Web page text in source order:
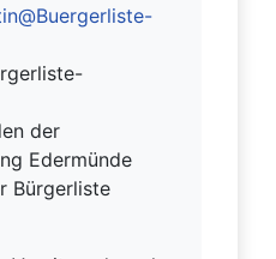
der
Edermünde
Bürgerliste